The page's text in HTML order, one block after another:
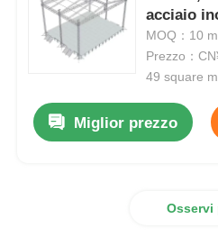
acciaio
MOQ：10
Prezzo：
49 square
Miglior prezzo
Osservi